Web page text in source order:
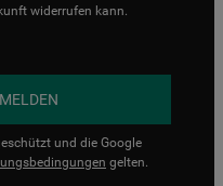
widerrufen kann.
und die Google
gelten.